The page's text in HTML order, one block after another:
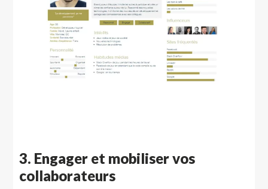
3. Engager et mobiliser vos
collaborateurs